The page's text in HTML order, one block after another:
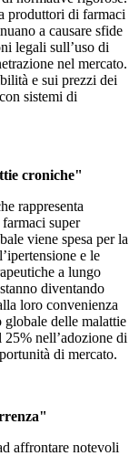
produttori di farmaci
a causare sfide
legali sull’uso di
nel mercato.
e sui prezzi dei
sistemi di
croniche"
rappresenta
super
viene spesa per la
e le
a lungo
diventando
loro convenienza
globale delle malattie
nell’adozione di
di mercato.
affrontare notevoli